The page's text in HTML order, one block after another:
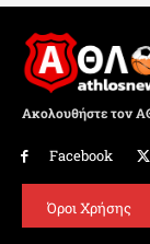
Ακολουθήστε τον
Facebook
Όροι Χρήσης